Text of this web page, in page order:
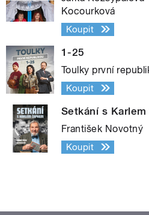
Kocourková
Koupit
1-25
Toulky první
Koupit
Setkání s Karlem
František Novotný
Koupit